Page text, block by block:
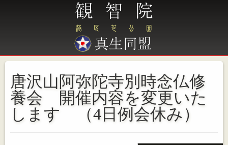
唐沢山阿弥陀寺別時念仏修
養会 開催内容を変更いた
します （4日例会休み）